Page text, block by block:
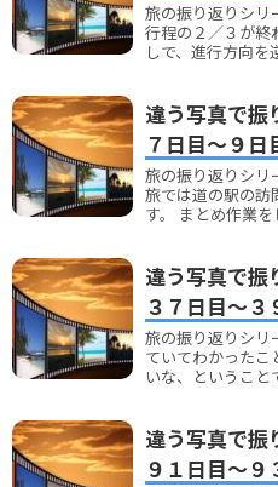
旅の振り返りシリ
行程の２／３が終
しで、進行方向を
違う写真で
７日目～９日
旅の振り返りシリ
旅では道の駅の訪
す。 まとめ作業を
違う写真で
３７日目～３
旅の振り返りシリ
ていてわかったこ
いな、ということ
違う写真で
９１日目～９